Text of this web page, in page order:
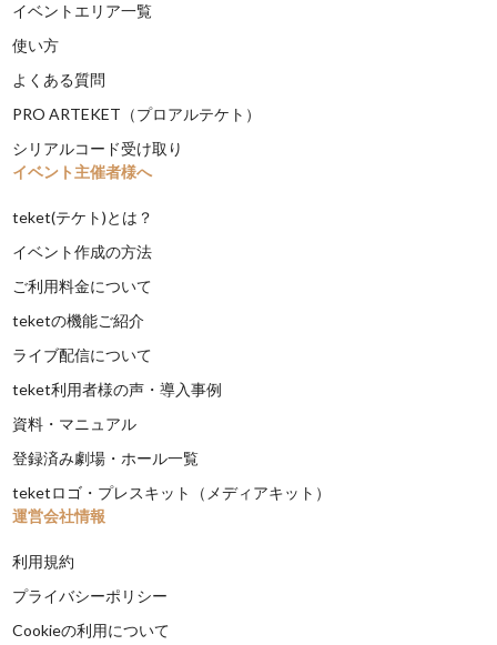
イベントエリア一覧
使い方
よくある質問
PRO ARTEKET（プロアルテケト）
シリアルコード受け取り
イベント主催者様へ
teket(テケト)とは？
イベント作成の方法
ご利用料金について
teketの機能ご紹介
ライブ配信について
teket利用者様の声・導入事例
資料・マニュアル
登録済み劇場・ホール一覧
teketロゴ・プレスキット（メディアキット）
運営会社情報
利用規約
プライバシーポリシー
Cookieの利用について